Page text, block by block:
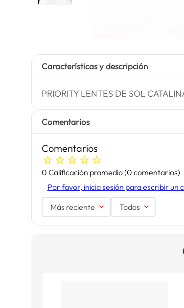
Características y descripción
PRIORITY LENTES DE SOL
Comentarios
Comentarios
☆☆☆☆☆
0 Calificación promedio(0 comentarios)
Por favor, inicia sesión para escribir un
Más reciente Todos